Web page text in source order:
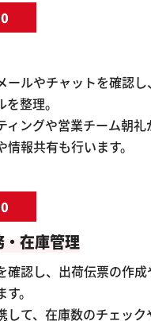
ールやチャットを確認し
整理。
ィングや営業チーム朝礼
情報共有も行います。
在庫管理
確認し、出荷伝票の作
。
して、在庫数のチェッ